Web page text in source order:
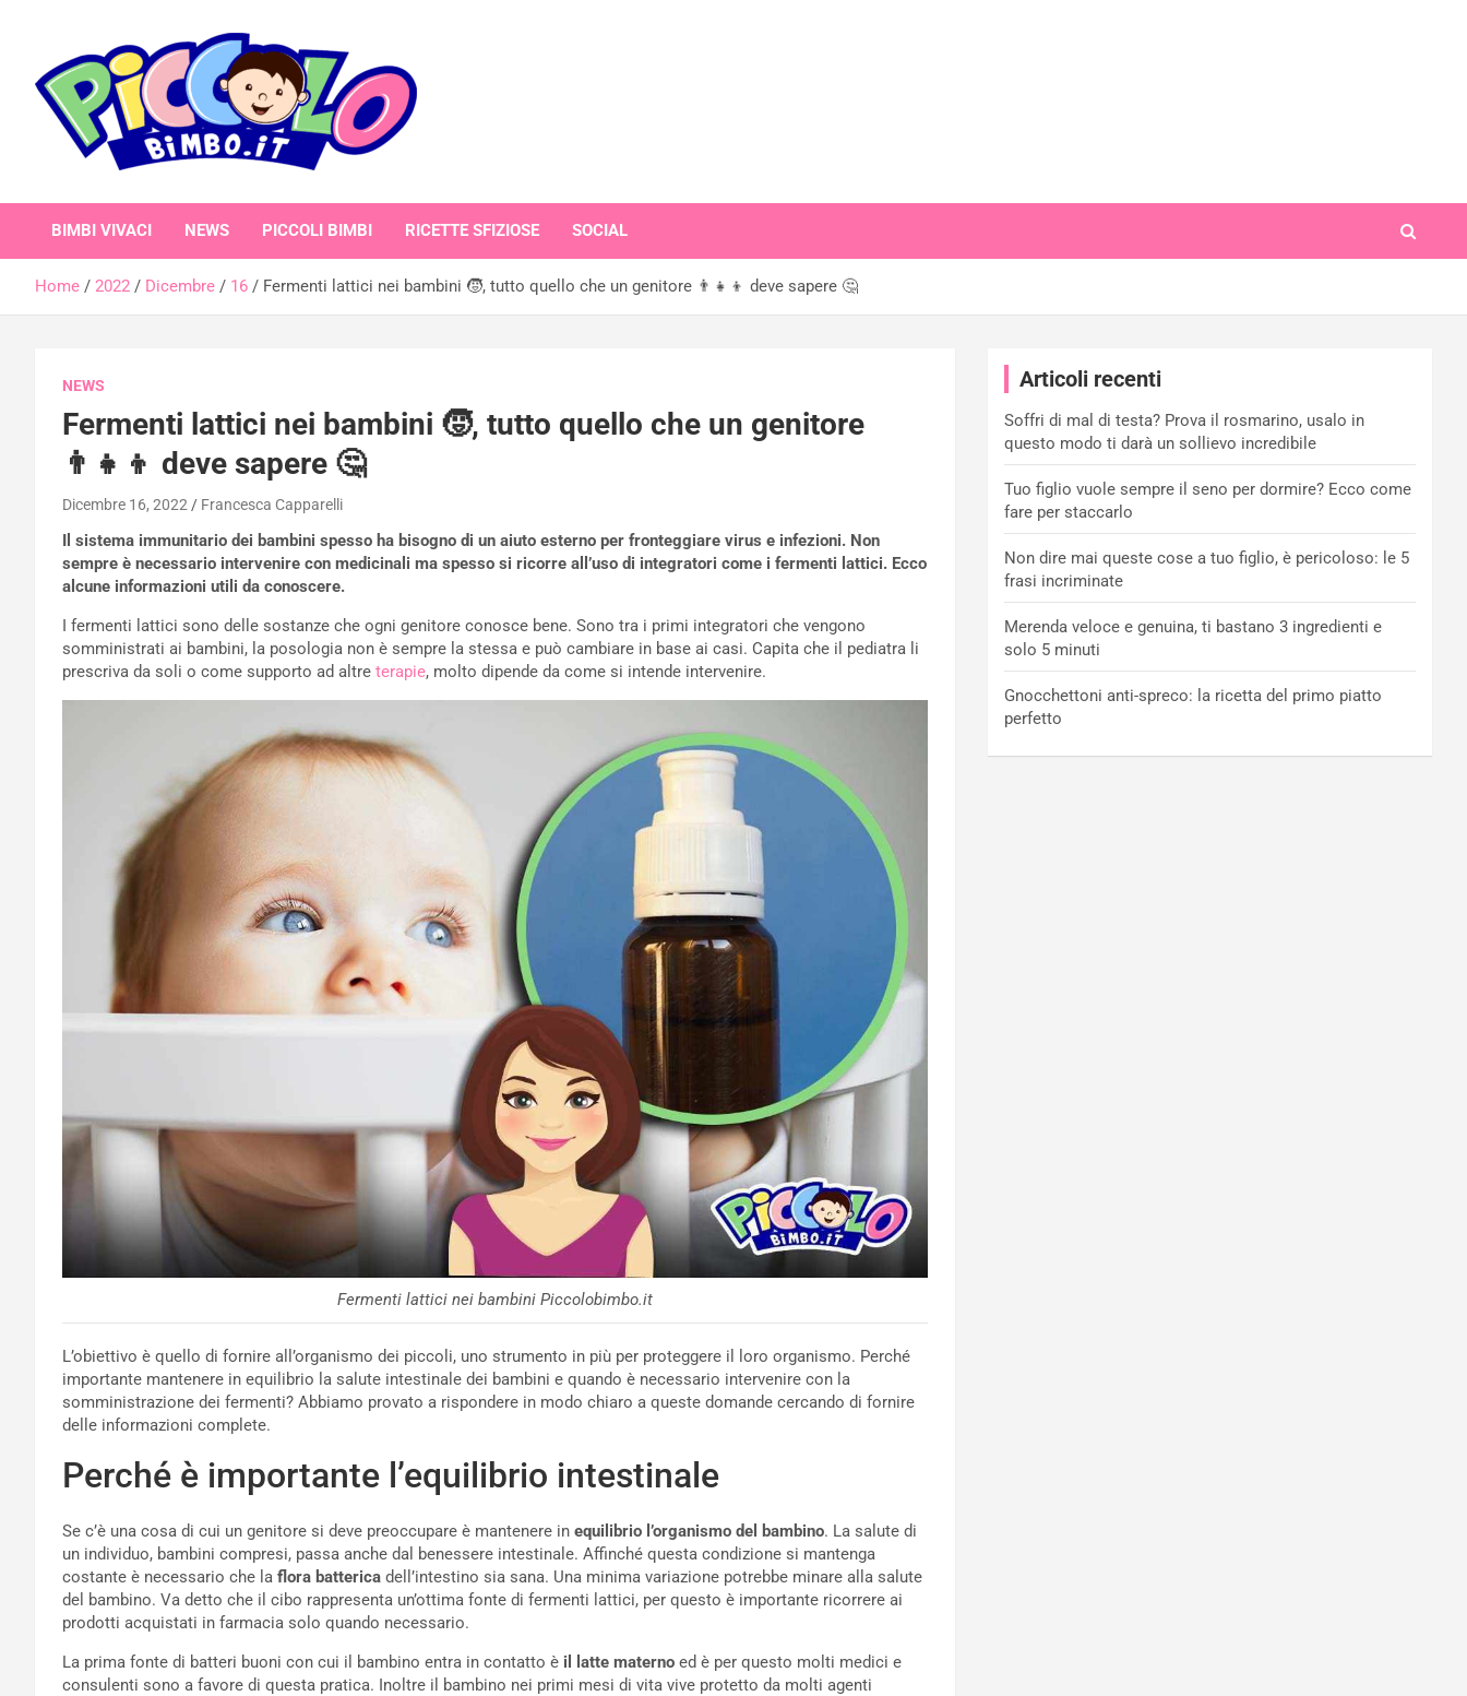
piccolobimbo.it
BIMBI VIVACI NEWS PICCOLI BIMBI RICETTE SFIZIOSE SOCIAL
Home 2022 Dicembre 16 Fermenti lattici nei bambini 🧒, tutto quello che un genitore 👨‍👧‍👦 deve sapere 🤔
NEWS
Fermenti lattici nei bambini 🧒, tutto quello che un genitore
👨‍👧‍👦 deve sapere 🤔
Dicembre 16, 2022 Francesca Capparelli
Il sistema immunitario dei bambini spesso ha bisogno di un aiuto esterno per fronteggiare virus e infezioni. Non
sempre è necessario intervenire con medicinali ma spesso si ricorre all’uso di integratori come i fermenti lattici. Ecco
alcune informazioni utili da conoscere.
I fermenti lattici sono delle sostanze che ogni genitore conosce bene. Sono tra i primi integratori che vengono
somministrati ai bambini, la posologia non è sempre la stessa e può cambiare in base ai casi. Capita che il pediatra li
prescriva da soli o come supporto ad altre terapie, molto dipende da come si intende intervenire.
Fermenti lattici nei bambini Piccolobimbo.it
L’obiettivo è quello di fornire all’organismo dei piccoli, uno strumento in più per proteggere il loro organismo. Perché
importante mantenere in equilibrio la salute intestinale dei bambini e quando è necessario intervenire con la
somministrazione dei fermenti? Abbiamo provato a rispondere in modo chiaro a queste domande cercando di fornire
delle informazioni complete.
Perché è importante l’equilibrio intestinale
Se c’è una cosa di cui un genitore si deve preoccupare è mantenere in equilibrio l’organismo del bambino. La salute di
un individuo, bambini compresi, passa anche dal benessere intestinale. Affinché questa condizione si mantenga
costante è necessario che la flora batterica dell’intestino sia sana. Una minima variazione potrebbe minare alla salute
del bambino. Va detto che il cibo rappresenta un’ottima fonte di fermenti lattici, per questo è importante ricorrere ai
prodotti acquistati in farmacia solo quando necessario.
La prima fonte di batteri buoni con cui il bambino entra in contatto è il latte materno ed è per questo molti medici e
consulenti sono a favore di questa pratica. Inoltre il bambino nei primi mesi di vita vive protetto da molti agenti
Articoli recenti
Soffri di mal di testa? Prova il rosmarino, usalo in
questo modo ti darà un sollievo incredibile
Tuo figlio vuole sempre il seno per dormire? Ecco come
fare per staccarlo
Non dire mai queste cose a tuo figlio, è pericoloso: le 5
frasi incriminate
Merenda veloce e genuina, ti bastano 3 ingredienti e
solo 5 minuti
Gnocchettoni anti-spreco: la ricetta del primo piatto
perfetto